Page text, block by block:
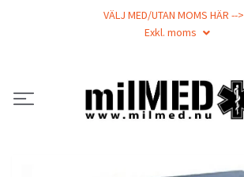
VÄLJ MED/UTAN MOMS HÄR -->
Exkl. moms